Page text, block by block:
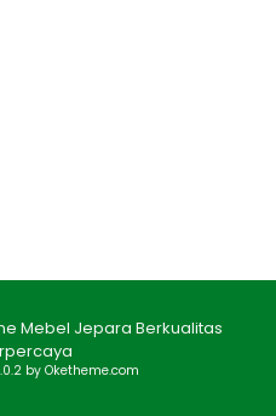
Mebel Jepara Berkualitas
by Oketheme.com